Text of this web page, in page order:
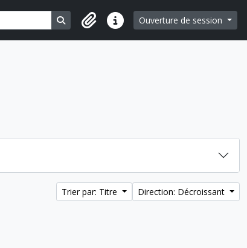
Search in browse page
Liens rapidesOuverture de session
Trier par: Titre Direction: Décroissant